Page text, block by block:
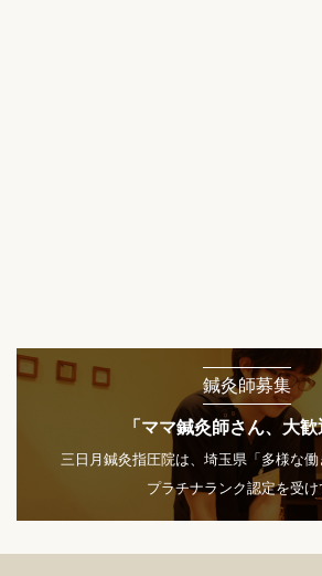
鍼灸師募集
「ママ鍼灸師さん、大
三日月鍼灸指圧院は、埼玉県「多様な
プラチナランク認定を受け